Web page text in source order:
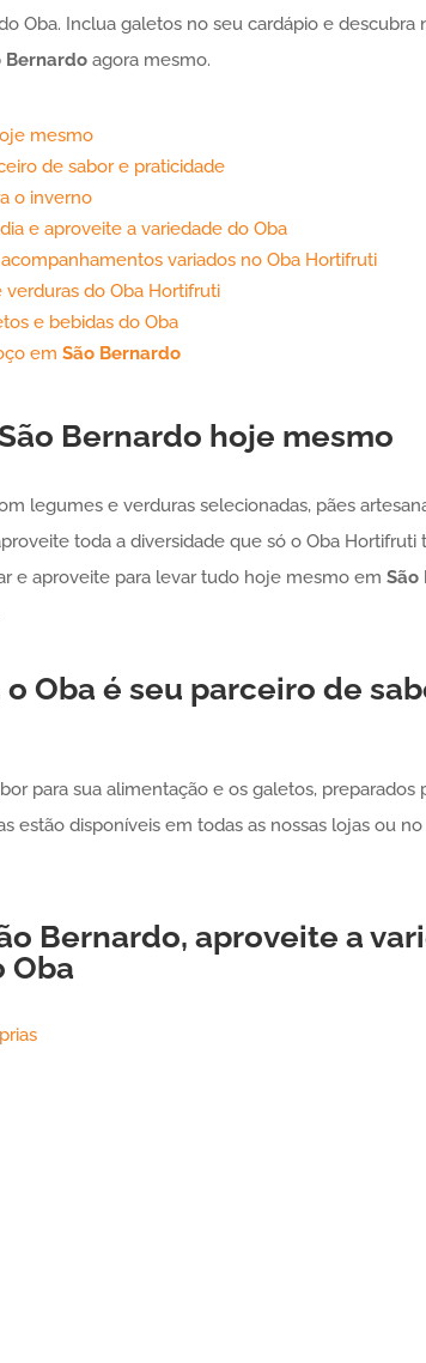
Oba. Inclua galetos no seu cardápio e descubra
Bernardoagora mesmo.
mesmo
de sabor e praticidade
o inverno
e aproveite a variedade do Oba
variados no Oba Hortifruti
do Oba Hortifruti
e bebidas do Oba
em São Bernardo
Bernardo hoje mesmo
legumes e verduras selecionadas, pães
toda a diversidade que só o Oba Hortifruti
e aproveite para levar tudo hoje mesmo em São
Oba é seu parceiro de
para sua alimentação e os galetos, preparados
estão disponíveis em todas as nossas lojas ou
Bernardo, aproveite a
Oba